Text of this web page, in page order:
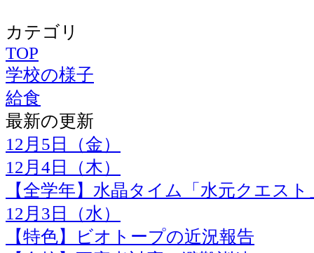
カテゴリ
TOP
学校の様子
給食
最新の更新
12月5日（金）
12月4日（木）
【全学年】水晶タイム「水元クエスト
12月3日（水）
【特色】ビオトープの近況報告